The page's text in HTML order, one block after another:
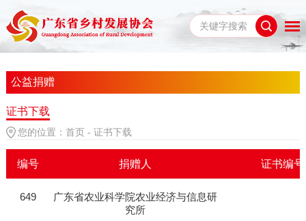
公益捐赠
证书下载
您的位置： 首页 - 证书下载
编号 捐赠人 证书编号
649
广东省农业科学院农业经济与信息研
究所